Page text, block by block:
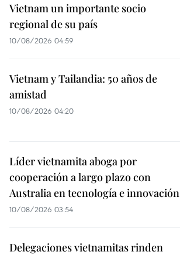
Vietnam un importante socio
regional de su país
10/08/2026 04:59
Vietnam y Tailandia: 50 años de
amistad
10/08/2026 04:20
Líder vietnamita aboga por
cooperación a largo plazo con
Australia en tecnología e innovación
10/08/2026 03:54
Delegaciones vietnamitas rinden